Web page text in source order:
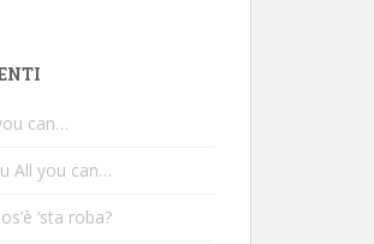
can…
All you can…
‘sta roba?